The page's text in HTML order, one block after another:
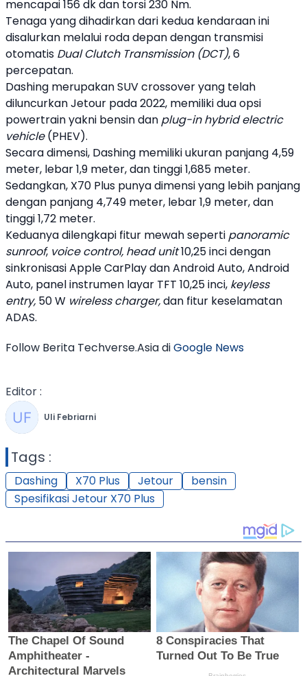
mencapai 156 dk dan torsi 230 Nm.
Tenaga yang dihadirkan dari kedua kendaraan ini
disalurkan melalui roda depan dengan transmisi
otomatis Dual Clutch Transmission (DCT), 6
percepatan.
Dashing merupakan SUV crossover yang telah
diluncurkanJetour pada 2022, memiliki dua opsi
powertrain yakni bensindan plug-in hybrid electric
vehicle(PHEV).
Secara dimensi, Dashing memiliki ukuran panjang 4,59
meter, lebar 1,9 meter, dan tinggi 1,685 meter.
Sedangkan, X70 Plus punya dimensi yang lebih panjang
dengan panjang 4,749 meter, lebar 1,9 meter, dan
tinggi 1,72 meter.
Keduanya dilengkapi fitur mewah seperti panoramic
sunroof, voice control, head unit10,25 inci dengan
sinkronisasi Apple CarPlay dan Android Auto, Android
Auto, panel instrumen layar TFT 10,25 inci, keyless
entry, 50 W wireless charger,dan fitur keselamatan
ADAS.
Follow Berita Techverse.Asia diGoogle News
Editor :
Uli Febriarni
Tags :
Dashing X70 Plus Jetour
bensin
Spesifikasi Jetour X70 Plus